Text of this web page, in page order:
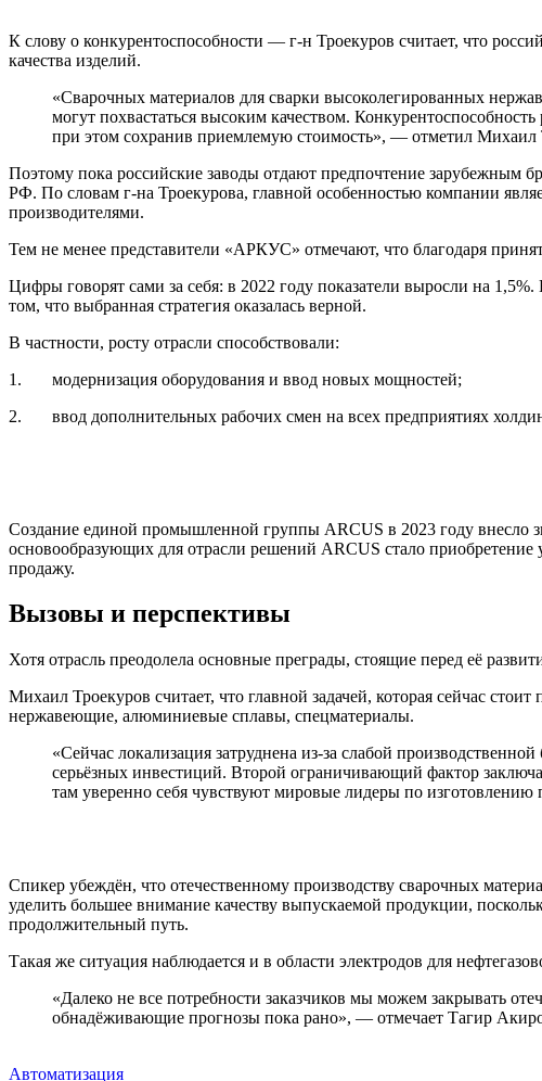
К слову о конкурентоспособности — г-н Троекуров считает, что
качества изделий.
«Сварочных материалов для сварки высоколегированных
могут похвастаться высоким качеством.
при этом сохранив приемлемую стоимость», — отметил Михаил
Поэтому пока российские заводы отдают предпочтение зарубежным
РФ. По словам г-на Троекурова, главной особенностью компании
производителями.
Тем не менее представители «АРКУС» отмечают, что благодаря
Цифры говорят сами за себя: в 2022 году показатели выросли на
том, что выбранная стратегия оказалась верной.
В частности, росту отрасли способствовали:
1. модернизация оборудования и ввод новых мощностей;
2. ввод дополнительных рабочих смен на всех предприятиях
Создание единой промышленной группы ARCUS в 2023 году внесло
основообразующих для отрасли решений ARCUS стало приобретение
продажу.
Вызовы и перспективы
Хотя отрасль преодолела основные преграды, стоящие перед её
Михаил Троекуров считает, что главной задачей, которая сейчас
нержавеющие, алюминиевые сплавы, спецматериалы.
«Сейчас локализация затруднена из-за слабой
серьёзных инвестиций. Второй ограничивающий фактор
там уверенно себя чувствуют мировые лидеры по
Спикер убеждён, что отечественному производству сварочных
уделить большее внимание качеству выпускаемой продукции,
продолжительный путь.
Такая же ситуация наблюдается и в области электродов для
«Далеко не все потребности заказчиков мы можем закрывать
обнадёживающие прогнозы пока рано», — отмечает Тагир
Автоматизация